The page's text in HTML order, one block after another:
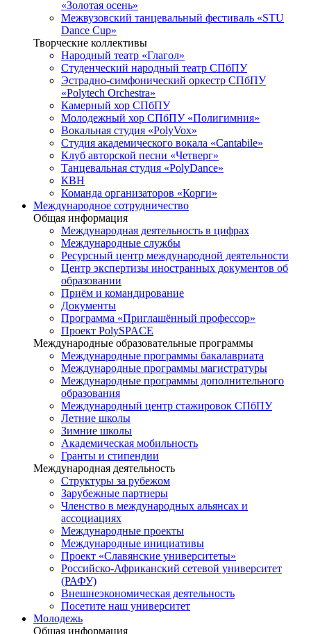
«Золотая осень»
Межвузовский танцевальный фестиваль «STU
Dance Cup»
Творческие коллективы
Народный театр «Глагол»
Студенческий народный театр СПбПУ
Эстрадно-симфонический оркестр СПбПУ
«Polytech Orchestra»
Камерный хор СПбПУ
Молодежный хор СПбПУ «Полигимния»
Вокальная студия «PolyVox»
Студия академического вокала «Cantabile»
Клуб авторской песни «Четверг»
Танцевальная студия «PolyDance»
КВН
Команда организаторов «Корги»
Международное сотрудничество
Общая информация
Международная деятельность в цифрах
Международные службы
Ресурсный центр международной деятельности
Центр экспертизы иностранных документов об
образовании
Приём и командирование
Документы
Программа «Приглашённый профессор»
Проект PolySPACE
Международные образовательные программы
Международные программы бакалавриата
Международные программы магистратуры
Международные программы дополнительного
образования
Международный центр стажировок СПбПУ
Летние школы
Зимние школы
Академическая мобильность
Гранты и стипендии
Международная деятельность
Структуры за рубежом
Зарубежные партнеры
Членство в международных альянсах и
ассоциациях
Международные проекты
Международные инициативы
Проект «Славянские университеты»
Российско-Африканский сетевой университет
(РАФУ)
Внешнеэкономическая деятельность
Посетите наш университет
Молодежь
Общая информация